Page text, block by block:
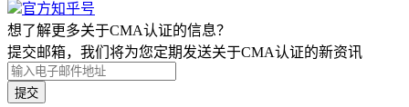
官方知乎号
想了解更多关于CMA认证的信息？
提交邮箱，我们将为您定期发送关于CMA认证的新资讯
提交